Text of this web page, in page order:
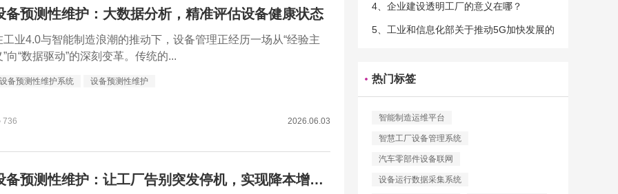
备预测性维护：大数据分析，精准评估设备健康状态
工业4.0与智能制造浪潮的推动下，设备管理正经历一场从“经验主
”向“数据驱动”的深刻变革。传统的...
设备预测性维护系统 设备预测性维护
736 2026.06.03
设备预测性维护：让工厂告别突发停机，实现降本增效的智能运维新范式
4、企业建设透明工厂的意义在哪？
5、工业和信息化部关于推动5G加快发展的
热门标签
智能制造运维平台
智慧工厂设备管理系统
汽车零部件设备联网
设备运行数据采集系统